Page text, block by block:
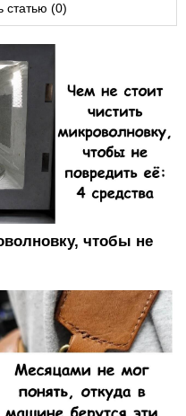
статью (0)
чтобы не